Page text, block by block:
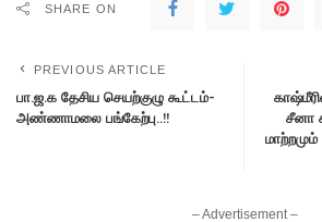
SHARE ON
PREVIOUS ARTICLE
பா.ஜ.க தேசிய செயற்குழு கூட்டம்-
அண்ணாமலை பங்கேற்பு..!!
சீனா
மாற்றமும்
– Advertisement –